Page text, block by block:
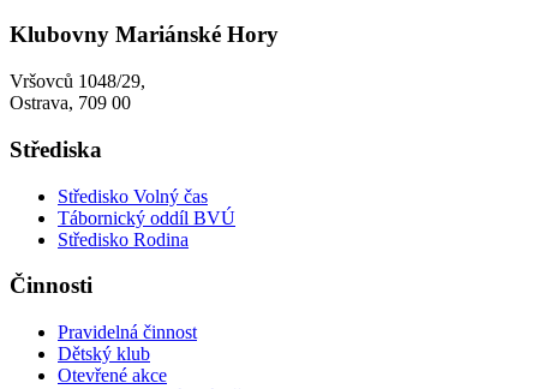
Klubovny Mariánské Hory
Vršovců 1048/29,
Ostrava, 709 00
Střediska
Středisko Volný čas
Tábornický oddíl BVÚ
Středisko Rodina
Činnosti
Pravidelná činnost
Dětský klub
Otevřené akce